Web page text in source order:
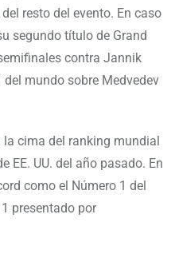
resto del evento. En caso
segundo título de Grand
contra Jannik
mundo sobre Medvedev
cima del ranking mundial
EE. UU. del año pasado. En
como el Número 1 del
presentado por